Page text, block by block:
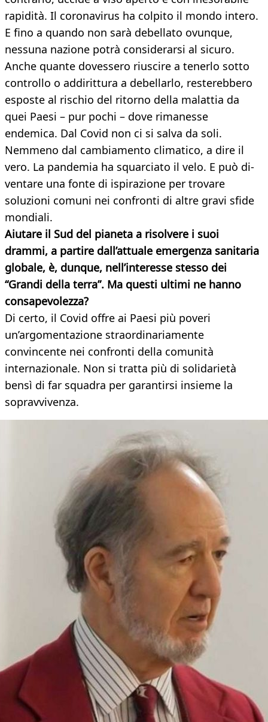
rapidità. Il coronavirus ha colpito il mondo intero.
E fino a quando non sarà debellato ovunque,
nessuna nazione potrà considerarsi al sicuro.
Anche quante dovessero riuscire a tenerlo sotto
controllo o addirittura a debellarlo, resterebbero
esposte al rischio del ritorno della malattia da
quei Paesi – pur pochi – dove rimanesse
endemica. Dal Covid non ci si salva da soli.
Nemmeno dal cambiamento climatico, a dire il
vero. La pandemia ha squarciato il velo. E può di-
ventare una fonte di ispirazione per trovare
soluzioni comuni nei confronti di altre gravi sfide
mondiali.
Aiutare il Sud del pianeta a risolvere i suoi
drammi, a partire dall’attuale emergenza sanitaria
globale, è, dunque, nell’interesse stesso dei
“Grandi della terra”. Ma questi ultimi ne hanno
consapevolezza?
Di certo, il Covid offre ai Paesi più poveri
un’argomentazione straordinariamente
convincente nei confronti della comunità
internazionale. Non si tratta più di solidarietà
bensì di far squadra per garantirsi insieme la
sopravvivenza.